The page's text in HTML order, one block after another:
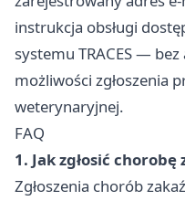
instrukcja obsługi
systemu TRACES —
możliwości zgłoszenia
weterynaryjnej.
FAQ
1. Jak zgłosić
Zgłoszenia chorób